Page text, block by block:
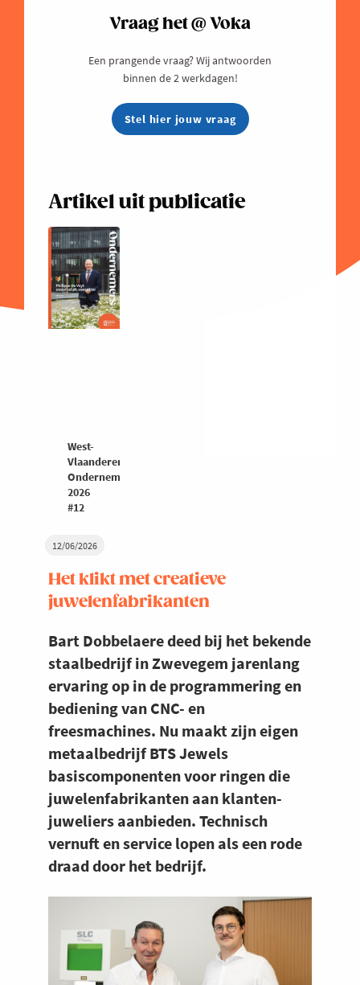
12/06/2026
Het klikt met creatieve
juwelenfabrikanten
Bart Dobbelaere deed bij het bekende
staalbedrijf in Zwevegem jarenlang
ervaring op in de programmering en
bediening van CNC- en
freesmachines. Nu maakt zijn eigen
metaalbedrijf BTS Jewels
basiscomponenten voor ringen die
juwelenfabrikanten aan klanten-
juweliers aanbieden. Technisch
vernuft en service lopen als een rode
draad door het bedrijf.
Vraag het @ Voka
Een prangende vraag? Wij antwoorden
binnen de 2 werkdagen!
Stel hier jouw vraag
Artikel uit publicatie
West-
Vlaanderen
Ondernemers
2026
#12